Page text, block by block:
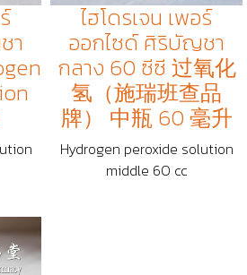
า
ไฮโดรเจน เพอร์
ออกไซด์ ศิริบัญชา
กลาง 60 ซีซี 过氧化
氢（施瑞班查品
牌） 中瓶 60 毫升
Hydrogen peroxide solution
middle 60 cc